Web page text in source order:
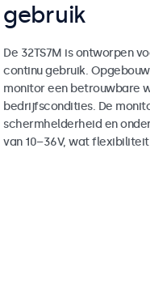
gebruik
De 32TS7M is ontworpen
continu gebruik.
monitor een betrouwbare
bedrijfscondities. De
schermhelderheid en
van 10–36V, wat